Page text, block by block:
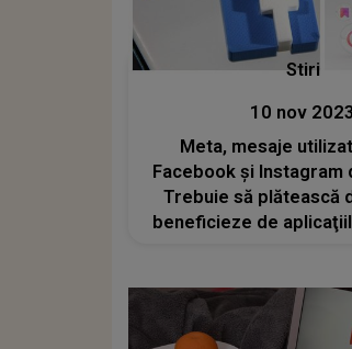
Stiri
10 nov 2023
Meta, mesaje
Facebook și Instagram
Trebuie să plătească
beneficieze de
premium